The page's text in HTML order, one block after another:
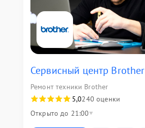
Сервисный центр Brother
Ремонт техники Brother
5,0240 оценки
Открыто до 21:00